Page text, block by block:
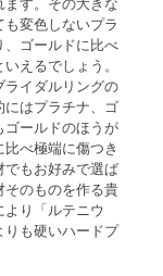
す。その大きな
変色しないプラ
、ゴールドに比べ
えるでしょう。
ライダルリングの
にはプラチナ、ゴ
ゴールドのほうが
べ極端に傷つき
でもお好みで選ば
そのものを作る貴
り「ルテニウ
りも硬いハードプ